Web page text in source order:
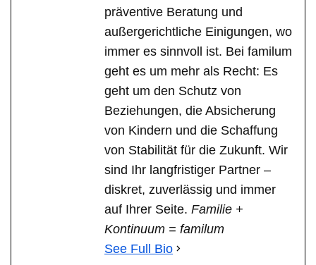
präventive Beratung und
außergerichtliche Einigungen, wo
immer es sinnvoll ist. Bei familum
geht es um mehr als Recht: Es
geht um den Schutz von
Beziehungen, die Absicherung
von Kindern und die Schaffung
von Stabilität für die Zukunft. Wir
sind Ihr langfristiger Partner –
diskret, zuverlässig und immer
auf Ihrer Seite. Familie +
Kontinuum = familum
See Full Bio